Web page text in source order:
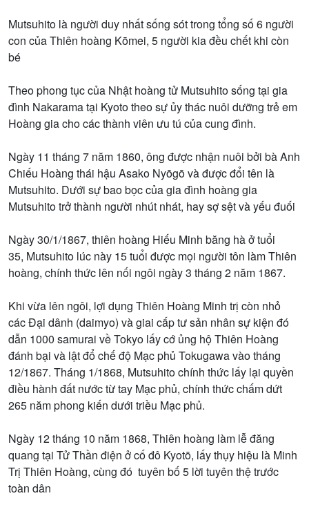
Mutsuhito là người duy nhất sống sót trong tổng số 6 người
con của Thiên hoàng Kōmei, 5 người kia đều chết khi còn
bé
Theo phong tục của Nhật hoàng tử Mutsuhito sống tại gia
đình Nakarama tại Kyoto theo sự ủy thác nuôi dưỡng trẻ em
Hoàng gia cho các thành viên ưu tú của cung đình.
Ngày 11 tháng 7 năm 1860, ông được nhận nuôi bởi bà Anh
Chiếu Hoàng thái hậu Asako Nyōgō và được đổi tên là
Mutsuhito. Dưới sự bao bọc của gia đình hoàng gia
Mutsuhito trở thành người nhút nhát, hay sợ sệt và yếu đuối
Ngày 30/1/1867, thiên hoàng Hiếu Minh băng hà ở tuổi
35, Mutsuhito lúc này 15 tuổi được mọi người tôn làm Thiên
hoàng, chính thức lên nối ngôi ngày 3 tháng 2 năm 1867.
Khi vừa lên ngôi, lợi dụng Thiên Hoàng Minh trị còn nhỏ
các Đại dânh (daimyo) và giai cấp tư sản nhân sự kiện đó
dẫn 1000 samurai về Tokyo lấy cớ ủng hộ Thiên Hoàng
đánh bại và lật đổ chế độ Mạc phủ Tokugawa vào tháng
12/1867. Tháng 1/1868, Mutsuhito chính thức lấy lại quyền
điều hành đất nước từ tay Mạc phủ, chính thức chấm dứt
265 năm phong kiến dưới triều Mạc phủ.
Ngày 12 tháng 10 năm 1868, Thiên hoàng làm lễ đăng
quang tại Tử Thần điện ở cố đô Kyotō, lấy thụy hiệu là Minh
Trị Thiên Hoàng, cùng đó tuyên bố 5 lời tuyên thệ trước
toàn dân